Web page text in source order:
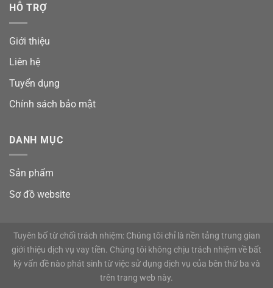
HỖ TRỢ
Giới thiệu
Liên hệ
Tuyển dụng
Chính sách bảo mật
DANH MỤC
Sản phẩm
Sơ đồ website
Tuyên bố từ chối trách nhiệm: Chúng tôi chỉ là nền tảng trung gian
giới thiệu dịch vụ vay tiền. Chúng tôi không chịu trách nhiệm về bất
kỳ vấn đề nào phát sinh từ việc sử dụng dịch vụ của bên thứ ba và
trên trang web này.